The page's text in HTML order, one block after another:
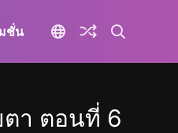
ชั่น
ตา ตอนที่ 6